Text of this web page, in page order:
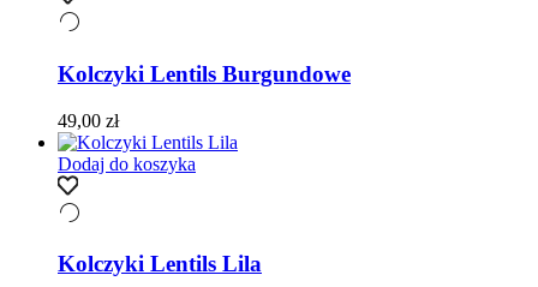
Kolczyki Lentils Burgundowe
49,00 zł
Dodaj do koszyka
Kolczyki Lentils Lila